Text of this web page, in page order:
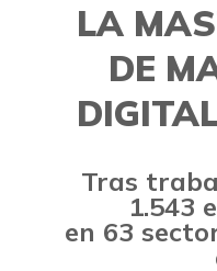
LA
DE
Tras
1.543
en 63